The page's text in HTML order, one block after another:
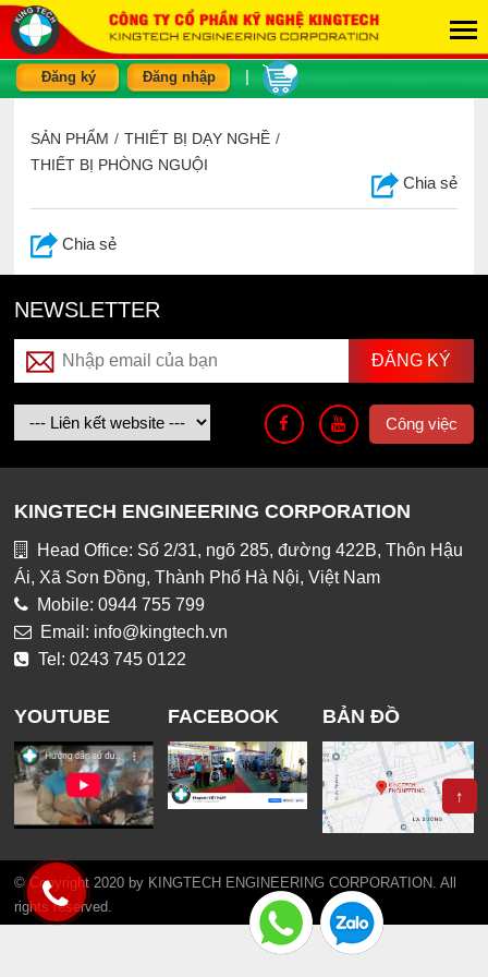
Đăng ký Đăng nhập
SẢN PHẨM / THIẾT BỊ DẠY NGHỀ /
THIẾT BỊ PHÒNG NGUỘI
Chia sẻ
Chia sẻ
NEWSLETTER
Công việc
KINGTECH ENGINEERING CORPORATION
Head Office: Số 2/31, ngõ 285, đường 422B, Thôn Hậu
Ái, Xã Sơn Đồng, Thành Phố Hà Nội, Việt Nam
Mobile: 0944 755 799
Email: info@kingtech.vn
Tel: 0243 745 0122
YOUTUBE FACEBOOK BẢN ĐỒ
© Copyright 2020 by KINGTECH ENGINEERING CORPORATION. All
rights reserved.
↑